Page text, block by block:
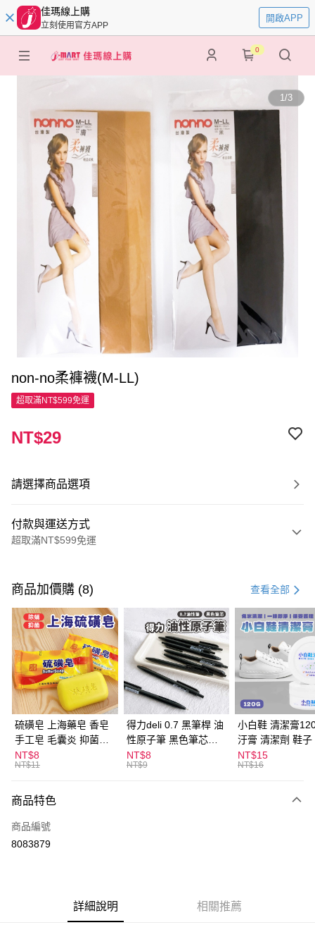
佳瑪線上購
立刻使用官方APP
開啟APP
0
1/3
non-no柔褲襪(M-LL)
超取滿NT$599免運
NT$29
請選擇商品選項
付款與運送方式
超取滿NT$599免運
信用卡一次付款
超商取貨付款
LINE Pay
Apple Pay
街口支付
悠遊付
ATM付款
全家取貨付款
每筆NT$60，滿NT$599(含以上)免運費
付款後全家取貨
每筆NT$60，滿NT$599(含以上)免運費
商品加價購 (8) 查看全部
硫磺皂 上海藥皂 香皂
手工皂 毛囊炎 抑菌除
蟎 清潔護膚 去油去痘
寵物皮膚病 狗狗貓咪
NT$8
NT$11
得力deli 0.7 黑筆桿 油
性原子筆 黑色筆芯
S304
NT$8
NT$9
小白鞋 清潔膏
汙膏 清潔劑 鞋子
漬 白皮鞋 鞋油
NT$15
NT$16
商品特色
商品編號
8083879
詳細說明 相關推薦